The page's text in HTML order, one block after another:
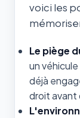
voici les
Le piège
un
déjà
droit avant